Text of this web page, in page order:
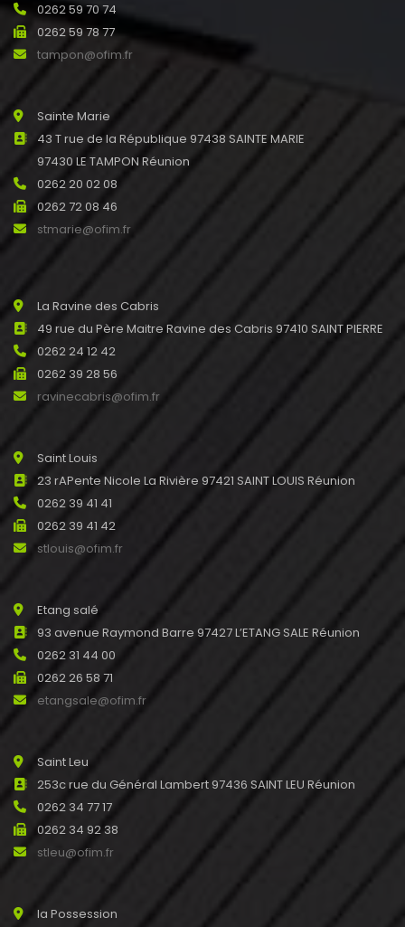
0262 59 70 74
0262 59 78 77
tampon@ofim.fr
Sainte Marie
43 T rue de la République 97438 SAINTE MARIE
97430 LE TAMPON Réunion
0262 20 02 08
0262 72 08 46
stmarie@ofim.fr
La Ravine des Cabris
49 rue du Père Maitre Ravine des Cabris 97410 SAINT PIERRE
0262 24 12 42
0262 39 28 56
ravinecabris@ofim.fr
Saint Louis
23 rAPente Nicole La Rivière 97421 SAINT LOUIS Réunion
0262 39 41 41
0262 39 41 42
stlouis@ofim.fr
Etang salé
93 avenue Raymond Barre 97427 L’ETANG SALE Réunion
0262 31 44 00
0262 26 58 71
etangsale@ofim.fr
Saint Leu
253c rue du Général Lambert 97436 SAINT LEU Réunion
0262 34 77 17
0262 34 92 38
stleu@ofim.fr
la Possession